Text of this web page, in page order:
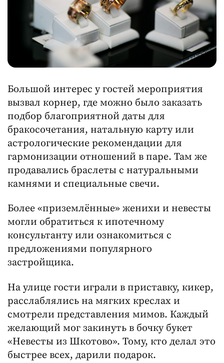
Большой интерес у гостей мероприятия
вызвал корнер, где можно было заказать
подбор благоприятной даты для
бракосочетания, натальную карту или
астрологические рекомендации для
гармонизации отношений в паре. Там же
продавались браслеты с натуральными
камнями и специальные свечи.
Более «приземлённые» женихи и невесты
могли обратиться к ипотечному
консультанту или ознакомиться с
предложениями популярного
застройщика.
На улице гости играли в приставку, кикер,
расслаблялись на мягких креслах и
смотрели представления мимов. Каждый
желающий мог закинуть в бочку букет
«Невесты из Шкотово». Тому, кто делал это
быстрее всех, дарили подарок.